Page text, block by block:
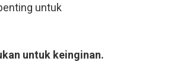
untuk
untuk keinginan.